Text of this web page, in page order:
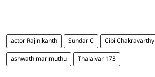
actor Rajinikanth Sundar C Cibi Chakravarthy
ashwath marimuthu Thalaivar 173